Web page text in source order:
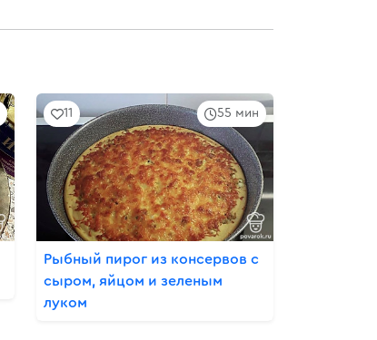
55 мин
11
Рыбный пирог из консервов с
сыром, яйцом и зеленым
луком